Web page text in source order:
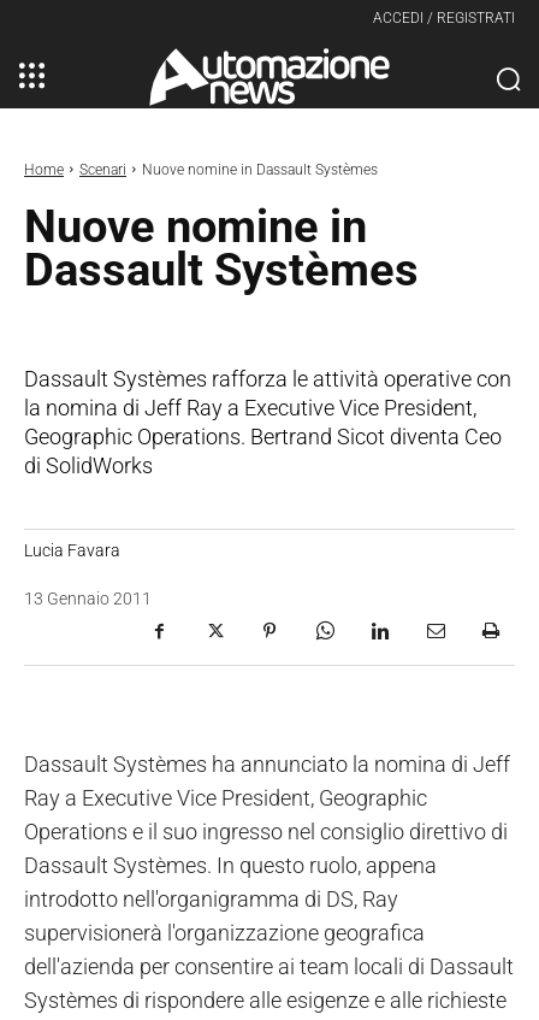
ACCEDI / REGISTRATI
Home Scenari Nuove nomine in Dassault Systèmes
Nuove nomine in
Dassault Systèmes
Dassault Systèmes rafforza le attività operative con
la nomina di Jeff Ray a Executive Vice President,
Geographic Operations. Bertrand Sicot diventa Ceo
di SolidWorks
Lucia Favara
13 Gennaio 2011
Dassault Systèmes ha annunciato la nomina di Jeff
Ray a Executive Vice President, Geographic
Operations e il suo ingresso nel consiglio direttivo di
Dassault Systèmes. In questo ruolo, appena
introdotto nell'organigramma di DS, Ray
supervisionerà l'organizzazione geografica
dell'azienda per consentire ai team locali di Dassault
Systèmes di rispondere alle esigenze e alle richieste